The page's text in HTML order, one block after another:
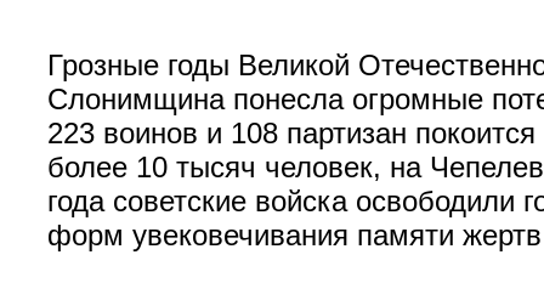
Грозные годы Великой
Слонимщина понесла огромные
223 воинов и 108 партизан
более 10 тысяч человек, на
года советские войска освободили
форм увековечивания памяти